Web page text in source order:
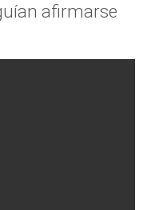
afirmarse